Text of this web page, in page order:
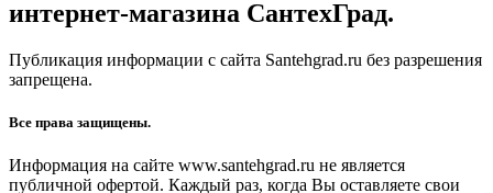
интернет-магазина СантехГрад.
Публикация информации с сайта Santehgrad.ru без разрешения
запрещена.
Все права защищены.
Информация на сайте www.santehgrad.ru не является
публичной офертой. Каждый раз, когда Вы оставляете свои